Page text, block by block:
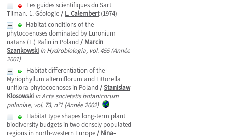
Les guides scientifiques du Sart
Tilman. 1. Géologie/ L. Calembert(1974)
Habitat conditions of the
phytocoenoses dominated by Luronium
natans (L.) Rafin in Poland / Marcin
Szankowski in Hydrobiologia, vol. 455 (Année
2001)
Habitat differentiation of the
Myriophyllum alterniflorum and Littorella
uniflora phytocoenoses in Poland /Stanislaw
Klosowski in Acta societatis botanicorum
poloniae, vol. 73, n°1 (Année 2002)
Habitat type shapes long-term plant
biodiversity budgets in two densely populated
regions in north-western Europe/ Nina-